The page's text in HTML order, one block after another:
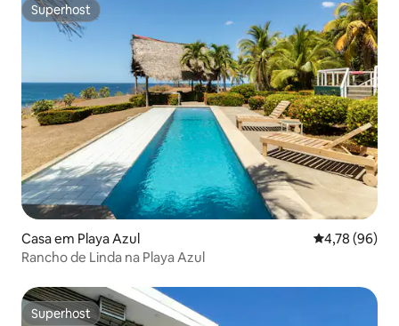
Superhost
Superhost
Casa em Playa Azul Classificação
4,78 (96)
Rancho de Linda na Playa Azul
Superhost
Superhost